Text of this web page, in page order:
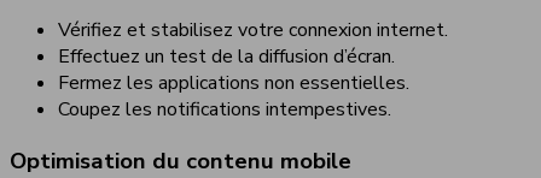
Vérifiez et stabilisez votre connexion internet.
Effectuez un test de la diffusion d’écran.
Fermez les applications non essentielles.
Coupez les notifications intempestives.
Optimisation du contenu mobile